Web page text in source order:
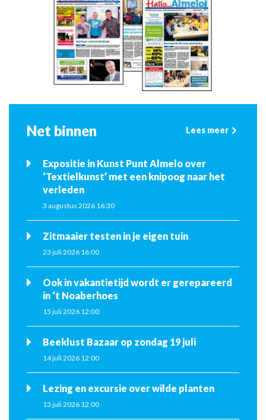
Net binnen Lees meer
Expositie in Kunst Punt Almelo over
‘Textielkunst’ met een knipoog naar het
verleden
3 augustus 2026 16:30
Zitmaaier testen in je eigen tuin
23 juli 2026 16:00
Ook in vakantietijd wordt er gerepareerd
in ‘t Noaberhoes
15 juli 2026 12:00
Beeklust Bazaar op zondag 19 juli
14 juli 2026 12:00
Lezing en excursie over wilde planten
13 juli 2026 12:00